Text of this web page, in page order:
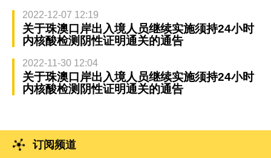
2022-12-07 12:19
关于珠澳口岸出入境人员继续实施须持24小时
内核酸检测阴性证明通关的通告
2022-11-30 12:04
关于珠澳口岸出入境人员继续实施须持24小时
内核酸检测阴性证明通关的通告
订阅频道